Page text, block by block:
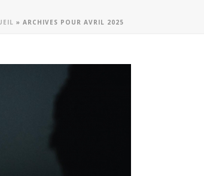
» ARCHIVES POUR AVRIL 2025